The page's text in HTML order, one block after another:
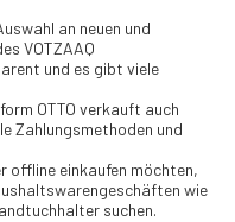
an neuen und
VOTZAAQ
und es gibt viele
OTTO verkauft auch
Zahlungsmethoden und
offline einkaufen möchten,
wie
suchen.